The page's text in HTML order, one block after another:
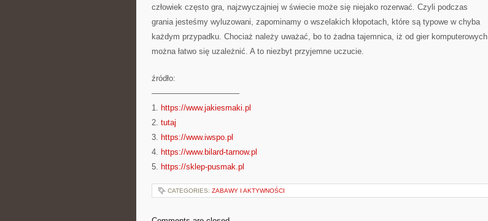
człowiek często gra, najzwyczajniej w świecie może się niejako rozerwać. Czyli podczas
grania jesteśmy wyluzowani, zapominamy o wszelakich kłopotach, które są typowe w chyba
każdym przypadku. Chociaż należy uważać, bo to żadna tajemnica, iż od gier komputerowych
można łatwo się uzależnić. A to niezbyt przyjemne uczucie.
źródło:
———————————
1. https://www.jakiesmaki.pl
2. tutaj
3. https://www.iwspo.pl
4. https://www.bilard-tarnow.pl
5. https://sklep-pusmak.pl
CATEGORIES: ZABAWY I AKTYWNOŚCI